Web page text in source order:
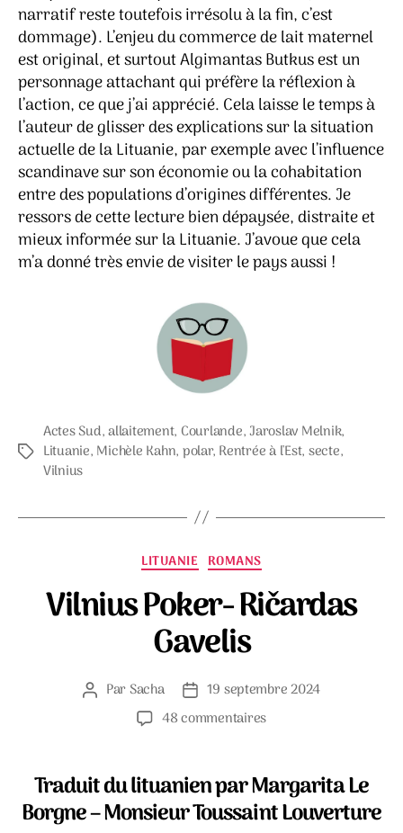
narratif reste toutefois irrésolu à la fin, c’est
dommage). L’enjeu du commerce de lait maternel
est original, et surtout Algimantas Butkus est un
personnage attachant qui préfère la réflexion à
l’action, ce que j’ai apprécié. Cela laisse le temps à
l’auteur de glisser des explications sur la situation
actuelle de la Lituanie, par exemple avec l’influence
scandinave sur son économie ou la cohabitation
entre des populations d’origines différentes. Je
ressors de cette lecture bien dépaysée, distraite et
mieux informée sur la Lituanie. J’avoue que cela
m’a donné très envie de visiter le pays aussi !
Étiquettes
Actes Sud,allaitement, Courlande,Jaroslav Melnik,
Lituanie, Michèle Kahn, polar, Rentrée à l'Est, secte,
Vilnius
Catégories
LITUANIE ROMANS
Vilnius Poker- Ričardas
Gavelis
Auteur
ParSacha
Date
de
l’article
19 septembre 2024
48 commentairessur
Ričardas
Gavelis
Traduit du lituanien par Margarita Le
Borgne – Monsieur Toussaint Louverture